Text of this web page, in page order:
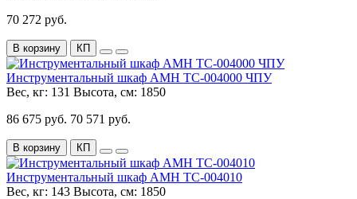
70 272 руб.
В корзину КП
Инструментальный шкаф AMH TC-004000 ЧПУ
Вес, кг: 131 Высота, см: 1850
86 675 руб. 70 571 руб.
В корзину КП
Инструментальный шкаф AMH TC-004010
Вес, кг: 143 Высота, см: 1850